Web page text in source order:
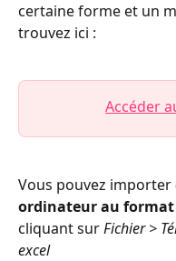
certaine forme et un
trouvez ici :
Accéder
Vous pouvez importer
ordinateur au format
cliquant sur Fichier >
excel